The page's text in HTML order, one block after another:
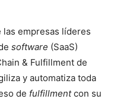
las empresas líderes
software (SaaS)
& Fulfillment de
y automatiza toda
de fulfillmentcon su